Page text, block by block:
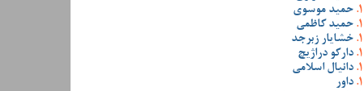
حمید موسوی
حمید کاظمی
خشایار زبرجد
دارکو دراژیچ
دانیال اسلامی
داور